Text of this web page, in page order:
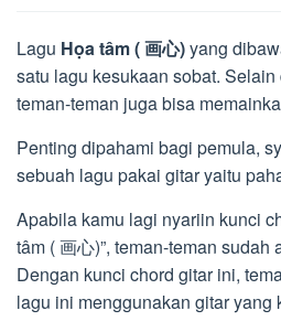
Lagu Họa tâm ( 画心)yang
satu lagu kesukaan sobat.
teman-teman juga bisa
Penting dipahami bagi pemula,
sebuah lagu pakai gitar yaitu
Apabila kamu lagi nyariin kunci
tâm ( 画心)”, teman-teman
Dengan kunci chord gitar ini,
lagu ini menggunakan gitar yang